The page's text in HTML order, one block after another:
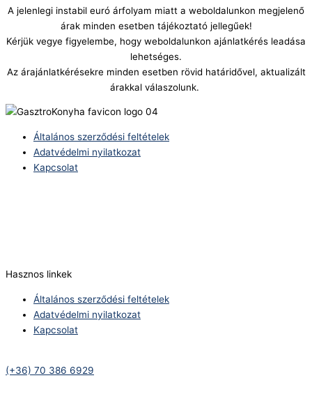
A jelenlegi instabil euró árfolyam miatt a weboldalunkon megjelenő
árak minden esetben tájékoztató jellegűek!
Kérjük vegye figyelembe, hogy weboldalunkon ajánlatkérés leadása
lehetséges.
Az árajánlatkérésekre minden esetben rövid határidővel, aktualizált
árakkal válaszolunk.
Általános szerződési feltételek
Adatvédelmi nyilatkozat
Kapcsolat
Hasznos linkek
Általános szerződési feltételek
Adatvédelmi nyilatkozat
Kapcsolat
(+36) 70 386 6929